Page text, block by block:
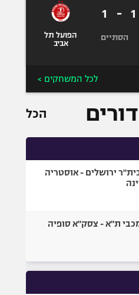
1
-
1
הסתיים
הפועל תל
אביב
לכל המשחקים >
הכל
ירושלים - אוסטריה
ת"א - צסק"א סופיה